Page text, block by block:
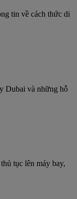
tin về cách thức di
Dubai và những hỗ
tục lên máy bay,